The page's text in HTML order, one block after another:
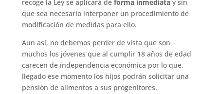
recoge la Ley se aplicará de forma inmediatay sin
que sea necesario interponer un procedimiento de
modificación de medidas para ello.
Aun así, no debemos perder de vista que son
muchos los jóvenes que al cumplir 18 años de edad
carecen de independencia económica por lo que,
llegado ese momento los hijos podrán solicitar una
pensión de alimentos a sus progenitores.